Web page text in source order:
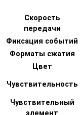
Скорость
передачи
Фиксация событий
Форматы сжатия
Цвет
Чувствительность
Чувствительный